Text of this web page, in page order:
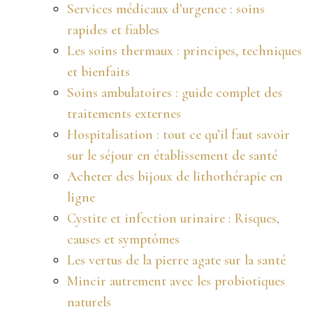
Services médicaux d’urgence : soins
rapides et fiables
Les soins thermaux : principes, techniques
et bienfaits
Soins ambulatoires : guide complet des
traitements externes
Hospitalisation : tout ce qu’il faut savoir
sur le séjour en établissement de santé
Acheter des bijoux de lithothérapie en
ligne
Cystite et infection urinaire : Risques,
causes et symptômes
Les vertus de la pierre agate sur la santé
Mincir autrement avec les probiotiques
naturels